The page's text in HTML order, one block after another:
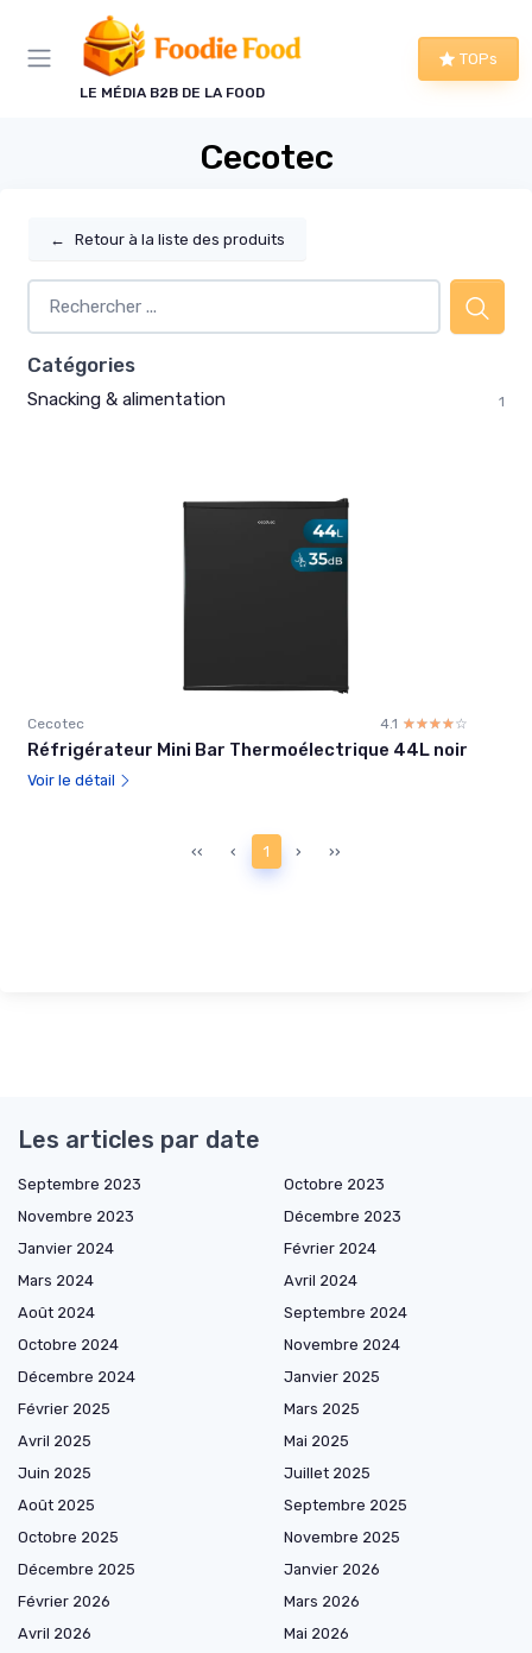
LE MÉDIA B2B DE LA FOOD
TOPs
Cecotec
← Retour à la liste des produits
Catégories
Snacking & alimentation 1
Cecotec 4.1 ☆☆☆☆☆
★★★★★
Réfrigérateur Mini Bar Thermoélectrique 44L noir
Voir le détail
‹‹ ‹ 1 › ››
Les articles par date
Septembre 2023
Octobre 2023
Novembre 2023
Décembre 2023
Janvier 2024
Février 2024
Mars 2024
Avril 2024
Août 2024
Septembre 2024
Octobre 2024
Novembre 2024
Décembre 2024
Janvier 2025
Février 2025
Mars 2025
Avril 2025
Mai 2025
Juin 2025
Juillet 2025
Août 2025
Septembre 2025
Octobre 2025
Novembre 2025
Décembre 2025
Janvier 2026
Février 2026
Mars 2026
Avril 2026
Mai 2026
Panneau de gestion des cookies